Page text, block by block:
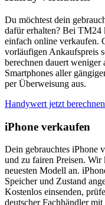
Du möchtest dein
dafür erhalten? Bei TM24
einfach online verkaufen.
vorläufigen Ankaufspreis
berechnen dauert
Smartphones aller
per Überweisung aus.
Handywert jetzt berechnen
iPhone verkaufen
Dein gebrauchtes iPhone
und zu fairen Preisen.
neuesten Modell an.
Speicher und Zustand
Kostenlos einsenden,
deutscher Fachhändler